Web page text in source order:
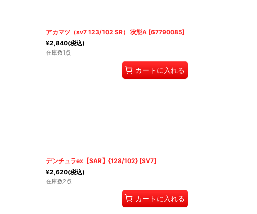
アカマツ（sv7 123/102 SR） 状態A [67790085]
¥2,840(税込)
在庫数1点
カートに入れる
デンチュラex【SAR】{128/102} [SV7]
¥2,620(税込)
在庫数2点
カートに入れる